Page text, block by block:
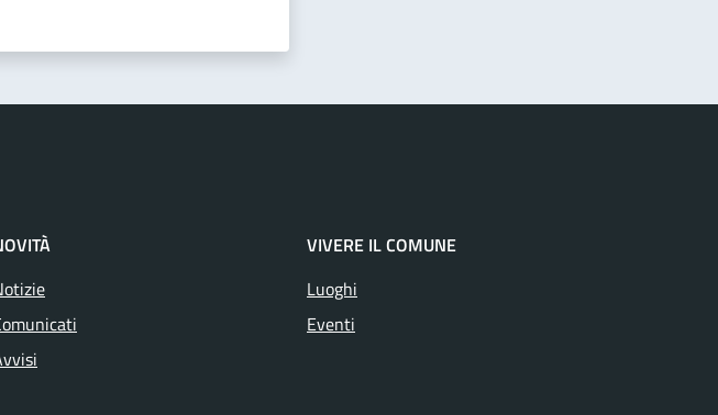
VIVERE IL COMUNE
Luoghi
Eventi